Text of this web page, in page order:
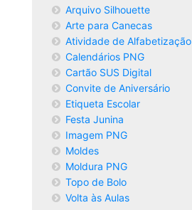
Arquivo Silhouette
Arte para Canecas
Atividade de Alfabetização
Calendários PNG
Cartão SUS Digital
Convite de Aniversário
Etiqueta Escolar
Festa Junina
Imagem PNG
Moldes
Moldura PNG
Topo de Bolo
Volta às Aulas